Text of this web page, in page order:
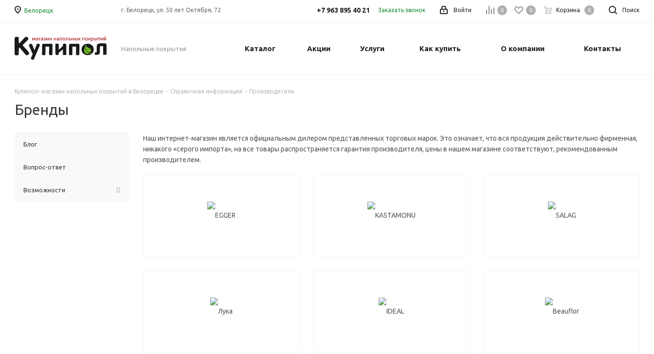
Белорецк г. Белорецк, ул. 50 лет Октября, 72 Поиск
0 0 Корзина 0
Войти
+7 963 895 40 21 Заказать звонок
Напольные покрытия Каталог Акции Услуги Как купить О компании Контакты
Купипол- магазин напольных покрытий в Белорецке - Справочная информация - Производители
Бренды
Наш интернет-магазин является официальным дилером представленных торговых марок. Это означает, что вся продукция действительно фирменная,
никакого «серого импорта», на все товары распространяется гарантия производителя, цены в нашем магазине соответствуют, рекомендованным
производителем.
Блог
Вопрос-ответ
Возможности